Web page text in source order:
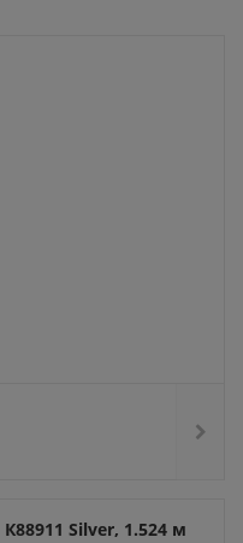
К88911 Silver, 1.524 м